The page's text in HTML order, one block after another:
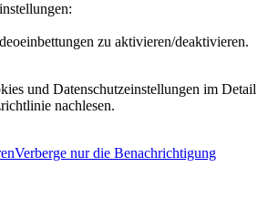
zu aktivieren/deaktivieren.
und Datenschutzeinstellungen im Detail
nachlesen.
Verberge nur die Benachrichtigung